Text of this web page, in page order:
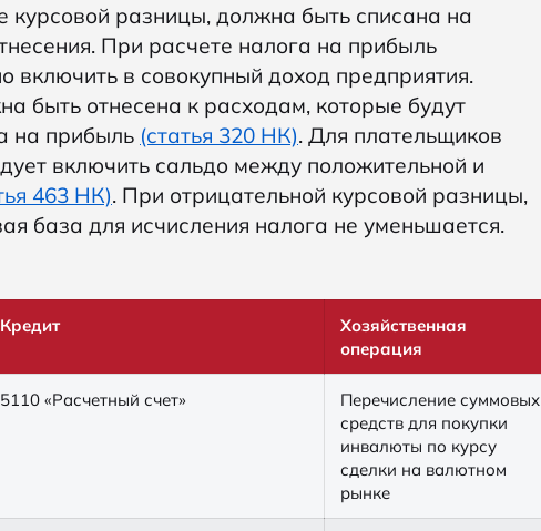
курсовой разницы, должна быть списана на
При расчете налога на прибыль
в совокупный доход предприятия.
быть отнесена к расходам, которые будут
на прибыль (статья 320 НК). Для плательщиков
включить сальдо между положительной и
463 НК). При отрицательной курсовой разницы,
база для исчисления налога не уменьшается.
Кредит
Хозяйственная
операция
5110 «Расчетный счет»
Перечисление суммовых
средств для покупки
инвалюты по курсу
сделки на валютном
рынке